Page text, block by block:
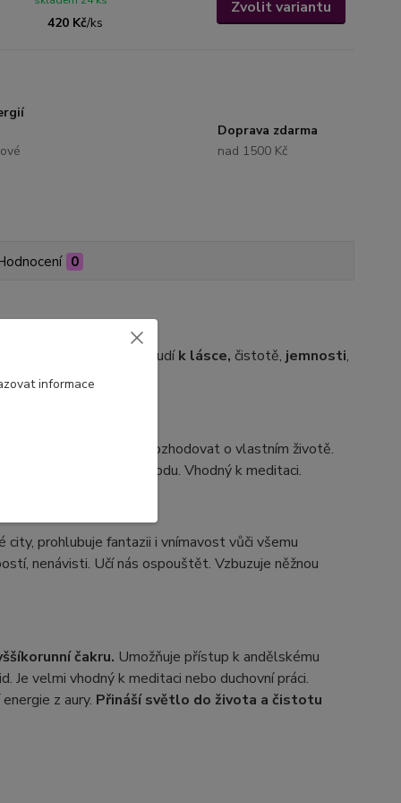
420 Kč/ks
Zvolit variantu
Doprava zdarma
nad 1500 Kč
0
a ametrínu vás povzbudík lásce, čistotě, jemnosti,
a zvyšuje schopnost rozhodovat o vlastním životě.
Přináší optimismus a pohodu. Vhodný k meditaci.
prohlubuje fantazii i vnímavost vůči všemu
nenávisti. Učí nás ospouštět. Vzbuzuje něžnou
korunní čakru. Umožňuje přístup k andělskému
Je velmi vhodný k meditaci nebo duchovní práci.
z aury. Přináší světlo do života a čistotu
informace